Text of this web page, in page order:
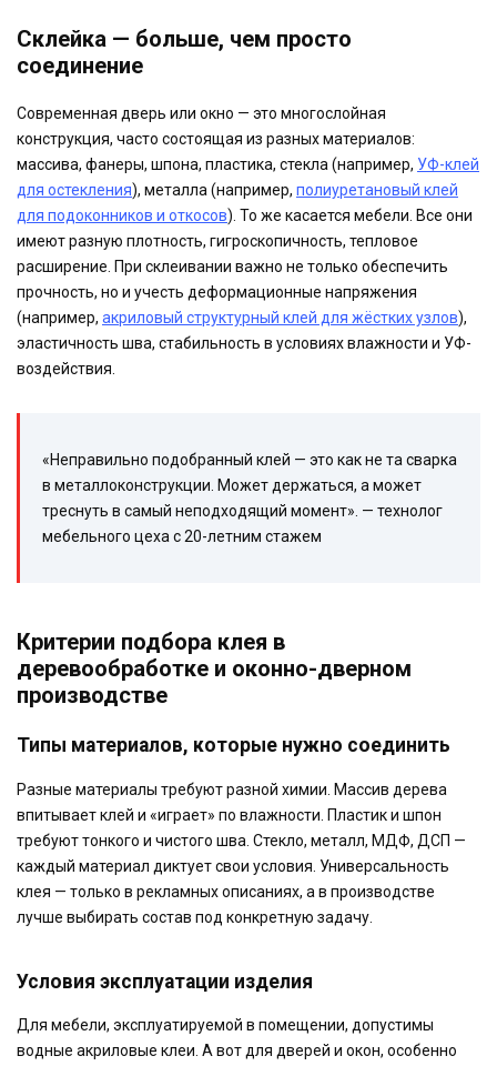
Склейка — больше, чем просто
соединение
Современная дверь или окно — это многослойная
конструкция, часто состоящая из разных материалов:
массива, фанеры, шпона, пластика, стекла (например, УФ-клей
для остекления), металла (например, полиуретановый клей
для подоконников и откосов). То же касается мебели. Все они
имеют разную плотность, гигроскопичность, тепловое
расширение. При склеивании важно не только обеспечить
прочность, но и учесть деформационные напряжения
(например, акриловый структурный клей для жёстких узлов),
эластичность шва, стабильность в условиях влажности и УФ-
воздействия.
«Неправильно подобранный клей — это как не та сварка
в металлоконструкции. Может держаться, а может
треснуть в самый неподходящий момент». — технолог
мебельного цеха с 20-летним стажем
Критерии подбора клея в
деревообработке и оконно-дверном
производстве
Типы материалов, которые нужно соединить
Разные материалы требуют разной химии. Массив дерева
впитывает клей и «играет» по влажности. Пластик и шпон
требуют тонкого и чистого шва. Стекло, металл, МДФ, ДСП —
каждый материал диктует свои условия. Универсальность
клея — только в рекламных описаниях, а в производстве
лучше выбирать состав под конкретную задачу.
Условия эксплуатации изделия
Для мебели, эксплуатируемой в помещении, допустимы
водные акриловые клеи. А вот для дверей и окон, особенно